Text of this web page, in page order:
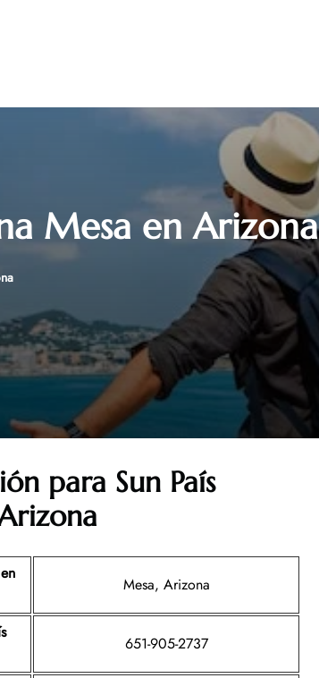
Mesa en Arizona
para Sun País
en
Mesa, Arizona
651-905-2737